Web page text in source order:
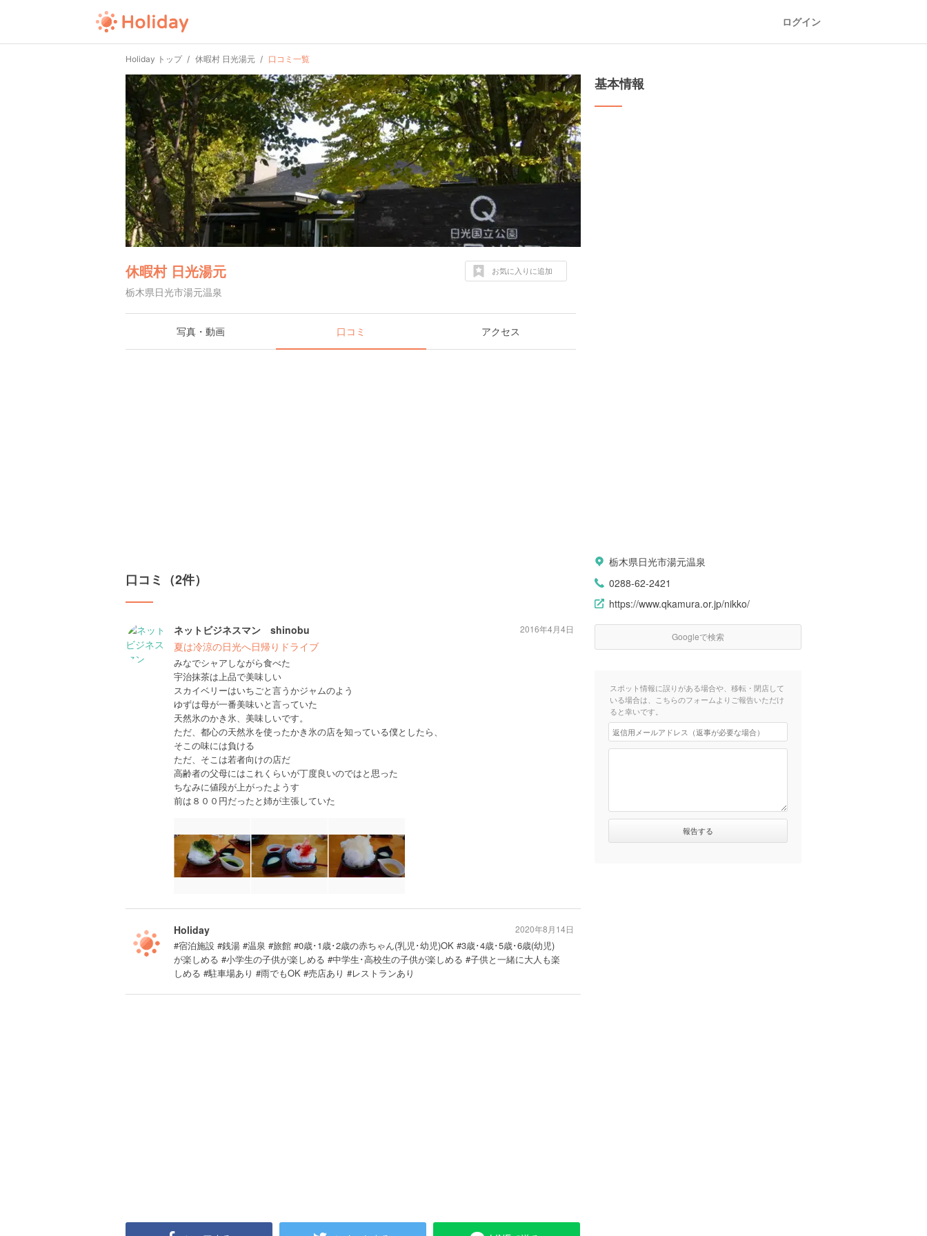
ログイン
Holiday トップ 休暇村 日光湯元 口コミ一覧
休暇村 日光湯元
栃木県日光市湯元温泉
お気に入りに追加
写真・動画 口コミ アクセス
口コミ（2件）
ネットビジネスマン shinobu
夏は冷涼の日光へ日帰りドライブ
みなでシャアしながら食べた
宇治抹茶は上品で美味しい
スカイベリーはいちごと言うかジャムのよう
ゆずは母が一番美味いと言っていた
天然氷のかき氷、美味しいです。
ただ、都心の天然氷を使ったかき氷の店を知っている僕としたら、
そこの味には負ける
ただ、そこは若者向けの店だ
高齢者の父母にはこれくらいが丁度良いのではと思った
ちなみに値段が上がったようす
前は８００円だったと姉が主張していた
2016年4月4日
Holiday
#宿泊施設 #銭湯 #温泉 #旅館 #0歳･1歳･2歳の赤ちゃん(乳児･幼児)OK #3歳･4歳･5歳･6歳(幼児)
が楽しめる #小学生の子供が楽しめる #中学生･高校生の子供が楽しめる #子供と一緒に大人も楽
しめる #駐車場あり #雨でもOK #売店あり #レストランあり
2020年8月14日
基本情報
栃木県日光市湯元温泉
0288-62-2421
https://www.qkamura.or.jp/nikko/
Googleで検索
スポット情報に誤りがある場合や、移転・閉店して
いる場合は、こちらのフォームよりご報告いただけ
ると幸いです。